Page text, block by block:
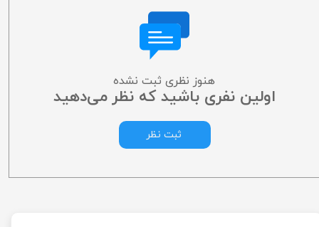
هنوز نظری ثبت نشده
اولین نفری باشید که نظر می‌دهید
ثبت نظر